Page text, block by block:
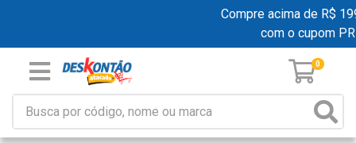
Compre acima de R$
com o cupom
0